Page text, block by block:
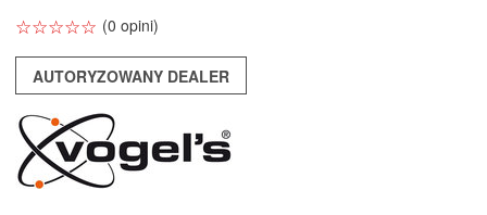
☆☆☆☆☆
★★★★★ (0 opini)
AUTORYZOWANY DEALER